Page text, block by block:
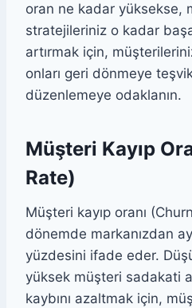
oran ne kadar yüksekse,
stratejileriniz o kadar
artırmak için,
onları geri dönmeye
düzenlemeye odaklanın.
Müşteri Kayıp
Rate)
Müşteri kayıp oranı
dönemde markanızdan
yüzdesini ifade eder.
yüksek müşteri sadakati
kaybını azaltmak için,